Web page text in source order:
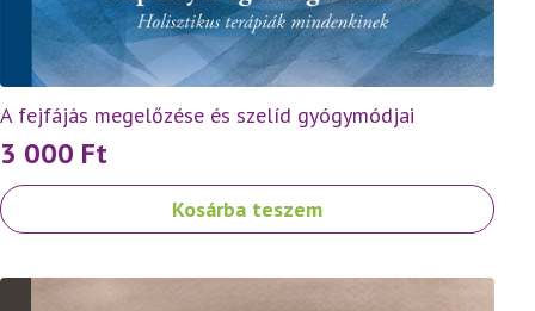
A fejfájás megelőzése és szelíd gyógymódjai
3 000 Ft
Kosárba teszem